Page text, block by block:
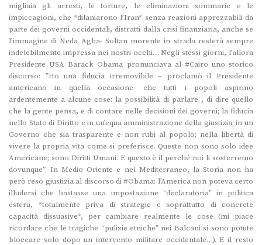
migliaia gli arresti, le torture, le eliminazioni sommarie e le
impiccagioni, che *dilaniarono l’Iran* senza reazioni apprezzabili da
parte dei governi occidentali, distratti dalla crisi finanziaria, anche se
l’immagine di Neda Agha- Soltan morente in strada resterà sempre
indelebilmente impressa nei nostri occhi… Negli stessi giorni, l’allora
Presidente USA Barack Obama pronunciava al #Cairo uno storico
discorso: ”Ho una fiducia irremovibile – proclamò il Presidente
americano in quella occasione- che tutti i popoli aspirino
ardentemente a alcune cose: la possibilità di parlare , di dire quello
che la gente pensa, e di contare nelle decisioni dei governi; la fiducia
nello Stato di Diritto e in un’equa amministrazione della giustizia; in un
Governo che sia trasparente e non rubi al popolo; nella libertà di
vivere la propria vita come si preferisce. Queste non sono solo idee
Americane; sono Diritti Umani. E questo è il perché noi li sosterremo
dovunque”. In Medio Oriente e nel Mediterraneo, la Storia non ha
però reso giustizia al discorso di #Obama: l’America non poteva certo
illudersi che bastasse una impostazione “declaratoria” in politica
estera, *totalmente priva di strategie e soprattutto di concrete
capacità dissuasive*, per cambiare realmente le cose (mi piace
ricordare che le tragiche “pulizie etniche” nei Balcani si sono potute
bloccare solo dopo un intervento militare occidentale…). E il resto